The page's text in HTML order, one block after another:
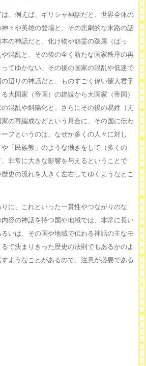
、例えば、ギリシャ神話だと、世界全体の
々や英雄の登場と、その悲劇的な末路の話
の神話だと、化け物や怨霊の跋扈（ばっ
混乱と、その後の全く新たな国家秩序の再
てゆかない、その後の国家の混乱や低迷で
辺りの神話だと、ものすごく偉い聖人君子
大国家（帝国）の建設から大国家（帝国）
混乱や斜陽化と、さらにその後の易姓（え
の再編成などという具合に、その国に伝わ
フというのは、なぜか多くの人々に対し
「民族教」のような働きをして（多くの
非常に大きな影響を与えるということで
史の流れを大きく左右してゆくようなとこ
に、これといった一貫性やつながりのな
容の神話を持つ国や地域では、非常に長い
いは、その国や地域で伝わる神話の主なモ
で決まりきった歴史の法則でもあるかのよ
ようなことがあるので、注意が必要である